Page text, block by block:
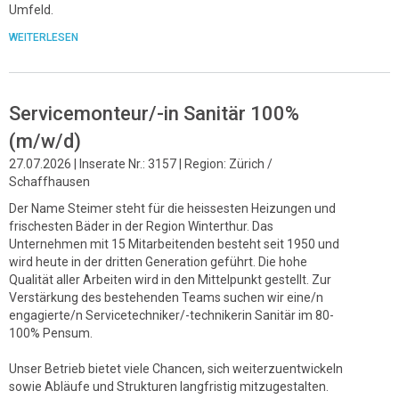
Umfeld.
WEITERLESEN
Servicemonteur/-in Sanitär 100%
(m/w/d)
27.07.2026 | Inserate Nr.: 3157 | Region: Zürich /
Schaffhausen
Der Name Steimer steht für die heissesten Heizungen und
frischesten Bäder in der Region Winterthur. Das
Unternehmen mit 15 Mitarbeitenden besteht seit 1950 und
wird heute in der dritten Generation geführt. Die hohe
Qualität aller Arbeiten wird in den Mittelpunkt gestellt. Zur
Verstärkung des bestehenden Teams suchen wir eine/n
engagierte/n Servicetechniker/-technikerin Sanitär im 80-
100% Pensum.
Unser Betrieb bietet viele Chancen, sich weiterzuentwickeln
sowie Abläufe und Strukturen langfristig mitzugestalten.